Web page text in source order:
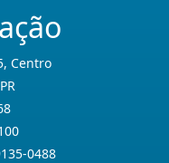
Centro
0488